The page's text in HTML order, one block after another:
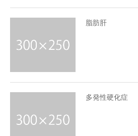
脂肪肝
多発性硬化症